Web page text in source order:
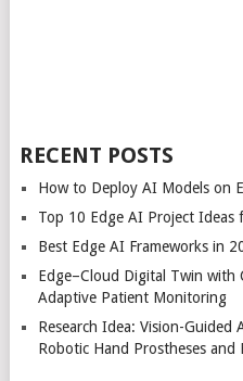
RECENT POSTS
How to Deploy AI Models on
Top 10 Edge AI Project Ideas
Best Edge AI Frameworks in
Edge–Cloud Digital Twin
Adaptive Patient Monitoring
Research Idea: Vision-
Robotic Hand Prostheses and